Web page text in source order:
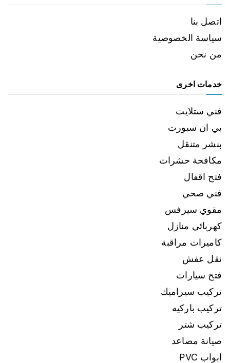
اتصل بنا
سياسة الخصوصية
من نحن
خدمات اخرى
فني ستلايت
بي ان سبورت
بنشر متنقل
مكافحة حشرات
فتح اقفال
فني صحي
مقوي سيرفس
كهربائي منازل
كاميرات مراقبة
نقل عفش
فتح سيارات
تركيب سيراميك
تركيب باركيه
تركيب شتر
صيانة مصاعد
ابواب PVC